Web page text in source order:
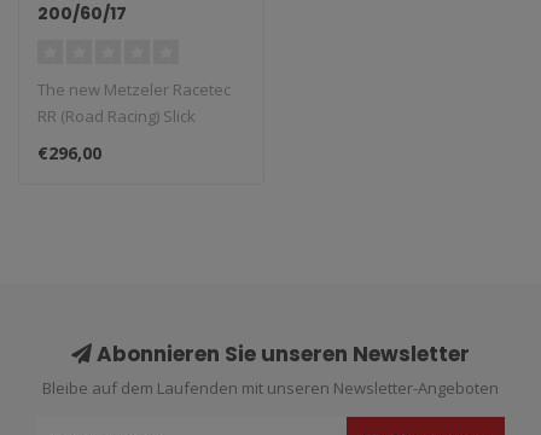
200/60/17
The new Metzeler Racetec
RR (Road Racing) Slick
features a new profile, due
€296,00
Abonnieren Sie unseren Newsletter
Bleibe auf dem Laufenden mit unseren Newsletter-Angeboten